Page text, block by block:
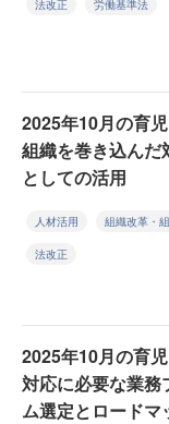
法改正 労働基準法
2025年10月の育
組織を巻き込んだ
としての活用
人材活用 組織改革・
法改正
2025年10月の育
対応に必要な業務
ム選定とロードマ